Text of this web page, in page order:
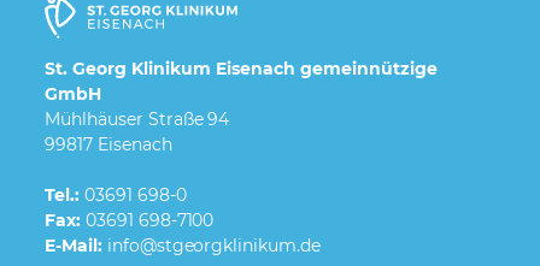
St. Georg Klinikum Eisenach gemeinnützige
GmbH
Mühlhäuser Straße 94
99817 Eisenach
Tel.: 03691 698-0
Fax: 03691 698-7100
E-Mail: